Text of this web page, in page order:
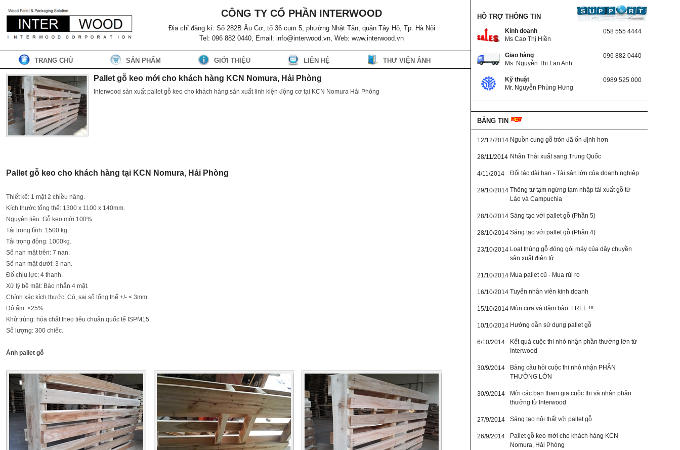
CÔNG TY CỔ PHẦN INTERWOOD
Địa chỉ đăng kí: Số 282B Âu Cơ, tổ 36 cụm 5, phường Nhật Tân, quận Tây Hồ, Tp. Hà Nội
Tel: 096 882 0440, Email: info@interwood.vn, Web: www.interwood.vn
TRANG CHỦ SẢN PHẨM GIỚI THIỆU LIÊN HỆ THƯ VIỆN ẢNH
Pallet gỗ keo mới cho khách hàng KCN Nomura, Hải Phòng
Interwood sản xuất pallet gỗ keo cho khách hàng sản xuất linh kiện động cơ tại KCN Nomura Hải Phòng
Pallet gỗ keo cho khách hàng tại KCN Nomura, Hải Phòng
Thiết kế: 1 mặt 2 chiều nâng.
Kích thước tổng thể: 1300 x 1100 x 140mm.
Nguyên liệu: Gỗ keo mới 100%.
Tải trọng tĩnh: 1500 kg.
Tải trọng động: 1000kg.
Số nan mặt trên: 7 nan.
Số nan mặt dưới: 3 nan.
Đố chịu lực: 4 thanh.
Xử lý bề mặt: Bào nhẵn 4 mặt.
Chính xác kích thước: Có, sai số tổng thể +/- < 3mm.
Độ ẩm: <25%.
Khử trùng: hóa chất theo tiêu chuẩn quốc tế ISPM15.
Số lượng: 300 chiếc.
Ảnh pallet gỗ
HỖ TRỢ THÔNG TIN
Kinh doanh
Ms Cao Thị Hiền
058 555 4444
Giao hàng
Ms. Nguyễn Thị Lan Anh
096 882 0440
Kỹ thuật
Mr. Nguyễn Phùng Hưng
0989 525 000
BẢNG TIN
12/12/2014 Nguồn cung gỗ tròn đã ổn định hơn
28/11/2014 Nhãn Thái xuất sang Trung Quốc
4/11/2014 Đối tác dài hạn - Tài sản lớn của doanh nghiệp
29/10/2014 Thông tư tạm ngừng tạm nhập tái xuất gỗ từ
Lào và Campuchia
28/10/2014 Sáng tạo với pallet gỗ (Phần 5)
28/10/2014 Sáng tạo với pallet gỗ (Phần 4)
23/10/2014 Loạt thùng gỗ đóng gói máy của dây chuyền
sản xuất điện tử
21/10/2014 Mua pallet cũ - Mua rủi ro
16/10/2014 Tuyển nhân viên kinh doanh
15/10/2014 Mùn cưa và dăm bào. FREE !!!
10/10/2014 Hướng dẫn sử dụng pallet gỗ
6/10/2014
Kết quả cuộc thi nhỏ nhận phần thưởng lớn từ
Interwood
30/9/2014
Bảng câu hỏi cuộc thi nhỏ nhận PHẦN
THƯỞNG LỚN
30/9/2014
Mời các bạn tham gia cuộc thi và nhận phần
thưởng từ Interwood
27/9/2014 Sáng tạo nội thất với pallet gỗ
26/9/2014
Pallet gỗ keo mới cho khách hàng KCN
Nomura, Hải Phòng